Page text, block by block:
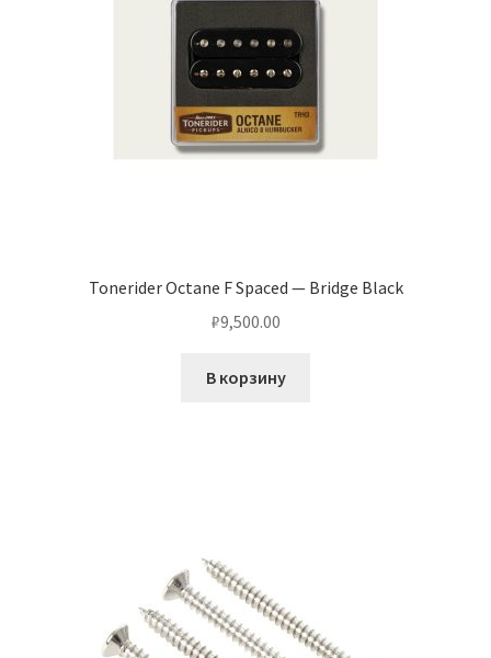
Tonerider Octane F Spaced — Bridge Black
₽9,500.00
В корзину